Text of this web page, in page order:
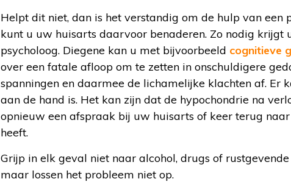
Helpt dit niet, dan is het verstandig om de hulp van een
kunt u uw huisarts daarvoor benaderen. Zo nodig krijgt
psycholoog. Diegene kan u met bijvoorbeeld cognitieve
over een fatale afloop om te zetten in onschuldigere
spanningen en daarmee de lichamelijke klachten af. Er
aan de hand is. Het kan zijn dat de hypochondrie na
opnieuw een afspraak bij uw huisarts of keer terug
heeft.
Grijp in elk geval niet naar alcohol, drugs of
maar lossen het probleem niet op.